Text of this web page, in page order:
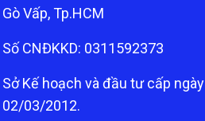
Gò Vấp, Tp.HCM
Số CNĐKKD: 0311592373
Sở Kế hoạch và đầu tư cấp ngày
02/03/2012.